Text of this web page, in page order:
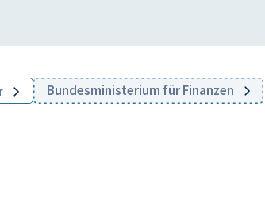
Bundesministerium für Finanzen